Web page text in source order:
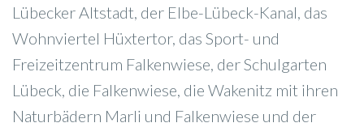
Lübecker Altstadt, der Elbe-Lübeck-Kanal, das
Wohnviertel Hüxtertor, das Sport- und
Freizeitzentrum Falkenwiese, der Schulgarten
Lübeck, die Falkenwiese, die Wakenitz mit ihren
Naturbädern Marli und Falkenwiese und der